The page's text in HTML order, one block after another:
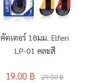
คัตเตอร์ 18มม. Elfen
LP-01 คละสี
19.00 ฿ 29.00 ฿